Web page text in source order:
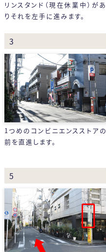
リンスタンド（現在休業中）があ
りそれを左手に進みます。
3
1つめのコンビニエンスストアの
前を直進します。
5